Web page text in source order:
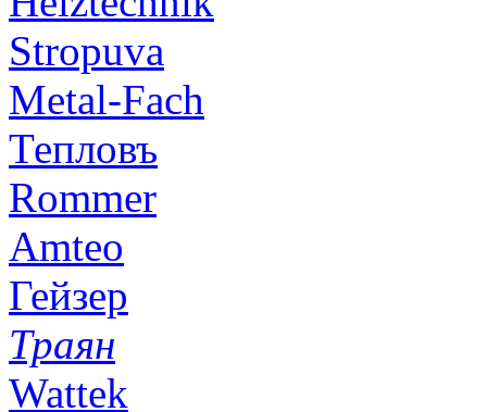
Stropuva
Metal-Fach
Тепловъ
Rommer
Amteo
Гейзер
Траян
Wattek